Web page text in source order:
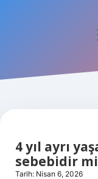
Hakkımızda
4 yıl ayrı
sebebidir
Tarih: Nisan 6, 2026